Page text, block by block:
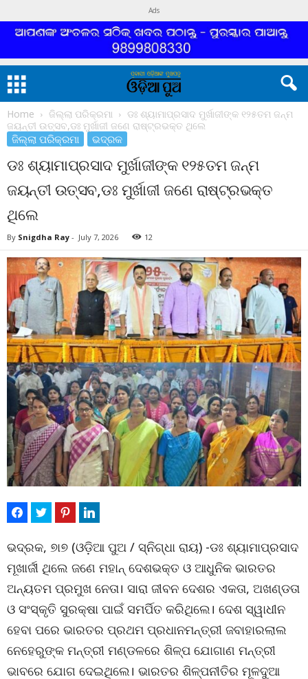
Ads
Home ଜିଲ୍ଲା ପରିକ୍ରମା
ଡଃ ଶ୍ୟାମାପ୍ରସାଦ ମୁର୍ଖାଜୀଙ୍କ ୧୨୫ତମ ଜନ୍ମ
ଜୟନ୍ତୀ ଉତ୍ସବ,ଡଃ ମୁର୍ଖାଜୀ ଜଣେ ରାଷ୍ଟ୍ରଭକ୍ତ ଥିଲେ
ଜିଲ୍ଲା ପରିକ୍ରମା ଭଦ୍ରକ
ଡଃ ଶ୍ୟାମାପ୍ରସାଦ ମୁର୍ଖାଜୀଙ୍କ ୧୨୫ତମ ଜନ୍ମ
ଜୟନ୍ତୀ ଉତ୍ସବ,ଡଃ ମୁର୍ଖାଜୀ ଜଣେ ରାଷ୍ଟ୍ରଭକ୍ତ
ଥିଲେ
By Snigdha Ray - July 7, 2026 12
ଭଦ୍ରକ, ୭ା୭ (ଓଡ଼ିଆ ପୁଅ / ସ୍ନିଗ୍ଧା ରାୟ) -ଡଃ ଶ୍ୟାମାପ୍ରସାଦ
ମୂଖାର୍ଜୀ ଥିଲେ ଜଣେ ମହାନ୍ ଦେଶଭକ୍ତ ଓ ଆଧୁନିକ ଭାରତର
ଅନ୍ୟତମ ପ୍ରମୁଖ ନେତା। ସାରା ଜୀବନ ଦେଶର ଏକତା, ଅଖଣ୍ଡତା
ଓ ସଂସ୍କୃତି ସୁରକ୍ଷା ପାଇଁ ସମର୍ପିତ କରିଥିଲେ। ଦେଶ ସ୍ୱାଧୀନ
ହେବା ପରେ ଭାରତର ପ୍ରଥମ ପ୍ରଧାନମନ୍ତ୍ରୀ ଜବାହାରଲାଲ
ନେହେରୁଙ୍କ ମନ୍ତ୍ରୀ ମଣ୍ଡଳରେ ଶିଳ୍ପ ଯୋଗାଣ ମନ୍ତ୍ରୀ
ଭାବରେ ଯୋଗ ଦେଇଥିଲେ। ଭାରତର ଶିଳ୍ପନୀତିର ମୂଳଦୁଆ